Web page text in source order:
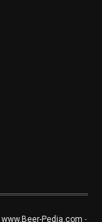
www.Beer-Pedia.com -